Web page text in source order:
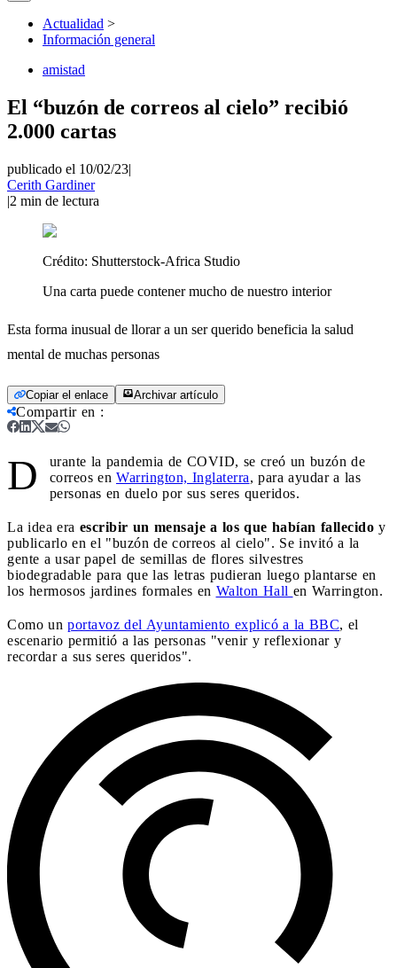
Actualidad >
Información general
amistad
El “buzón de correos al cielo” recibió
2.000 cartas
publicado el 10/02/23|
Cerith Gardiner
|2 min de lectura
Crédito: Shutterstock-Africa Studio
Una carta puede contener mucho de nuestro interior
Esta forma inusual de llorar a un ser querido beneficia la salud
mental de muchas personas
Copiar el enlace Archivar artículo
Compartir en :
D
urante la pandemia de COVID, se creó un buzón de
correos en Warrington, Inglaterra, para ayudar a las
personas en duelo por sus seres queridos.
La idea era escribir un mensaje a los que habían fallecido y
publicarlo en el "buzón de correos al cielo". Se invitó a la
gente a usar papel de semillas de flores silvestres
biodegradable para que las letras pudieran luego plantarse en
los hermosos jardines formales en Walton Hall en Warrington.
Como un portavoz del Ayuntamiento explicó a la BBC, el
escenario permitió a las personas "venir y reflexionar y
recordar a sus seres queridos".